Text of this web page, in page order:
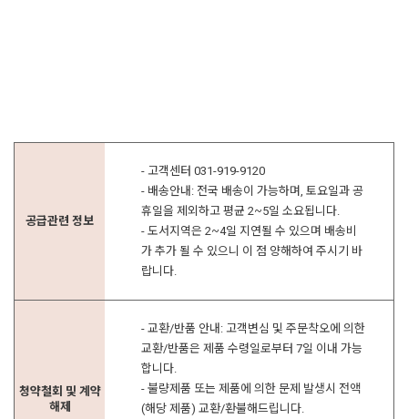
공급관련 정보
- 고객센터 031-919-9120
- 배송안내: 전국 배송이 가능하며, 토요일과 공
휴일을 제외하고 평균 2~5일 소요됩니다.
- 도서지역은 2~4일 지연될 수 있으며 배송비
가 추가 될 수 있으니 이 점 양해하여 주시기 바
랍니다.
청약철회 및 계약
해제
- 교환/반품 안내: 고객변심 및 주문착오에 의한
교환/반품은 제품 수령일로부터 7일 이내 가능
합니다.
- 불량제품 또는 제품에 의한 문제 발생시 전액
(해당 제품) 교환/환불해드립니다.